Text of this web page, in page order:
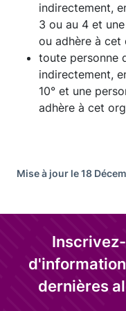
indirectement,
3 ou au 4 et
ou adhère à cet
toute personne
indirectement,
10° et une
adhère à cet
Mise à jour le 18
dernières